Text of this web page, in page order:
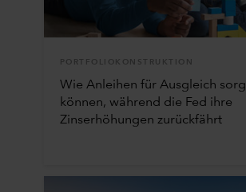
PORTFOLIOKONSTRUKTION
Wie Anleihen für Ausgleich
können, während die Fed ihre
Zinserhöhungen zurückfährt